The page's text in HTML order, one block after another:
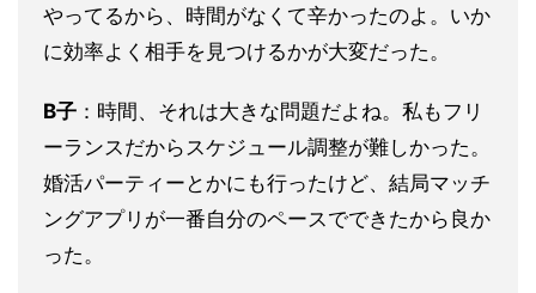
やってるから、時間がなくて辛かったのよ。いか
に効率よく相手を見つけるかが大変だった。
B子 ：時間、それは大きな問題だよね。私もフリ
ーランスだからスケジュール調整が難しかった。
婚活パーティーとかにも行ったけど、結局マッチ
ングアプリが一番自分のペースでできたから良か
った。